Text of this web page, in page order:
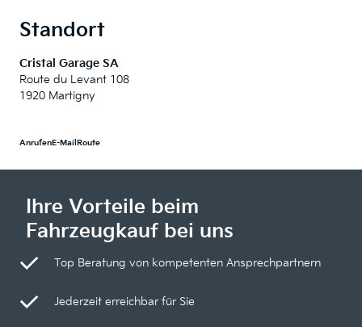
Standort
Cristal Garage SA
Route du Levant 108
1920 Martigny
AnrufenE-Mail Route
Ihre Vorteile beim
Fahrzeugkauf bei uns
Top Beratung von kompetenten Ansprechpartnern
Jederzeit erreichbar für Sie